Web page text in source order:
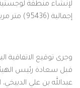
لإنشاء منطقة
إجمالية (95436) متر مربع.
وجرى توقيع الاتفاقية
قبل سعادة رئيس
عبدالله بن علي